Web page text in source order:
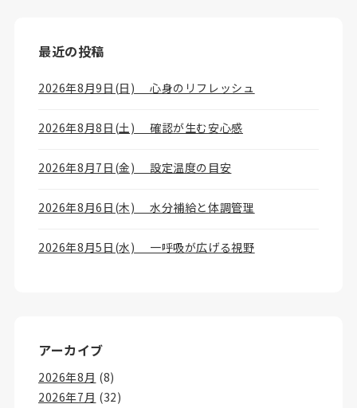
最近の投稿
2026年8月9日(日) 心身のリフレッシュ
2026年8月8日(土) 確認が生む安心感
2026年8月7日(金) 設定温度の目安
2026年8月6日(木) 水分補給と体調管理
2026年8月5日(水) 一呼吸が広げる視野
アーカイブ
2026年8月 (8)
2026年7月 (32)